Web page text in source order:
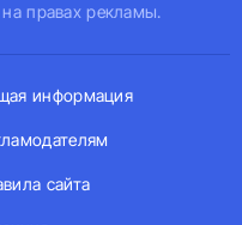
правах рекламы.
информация
сайта